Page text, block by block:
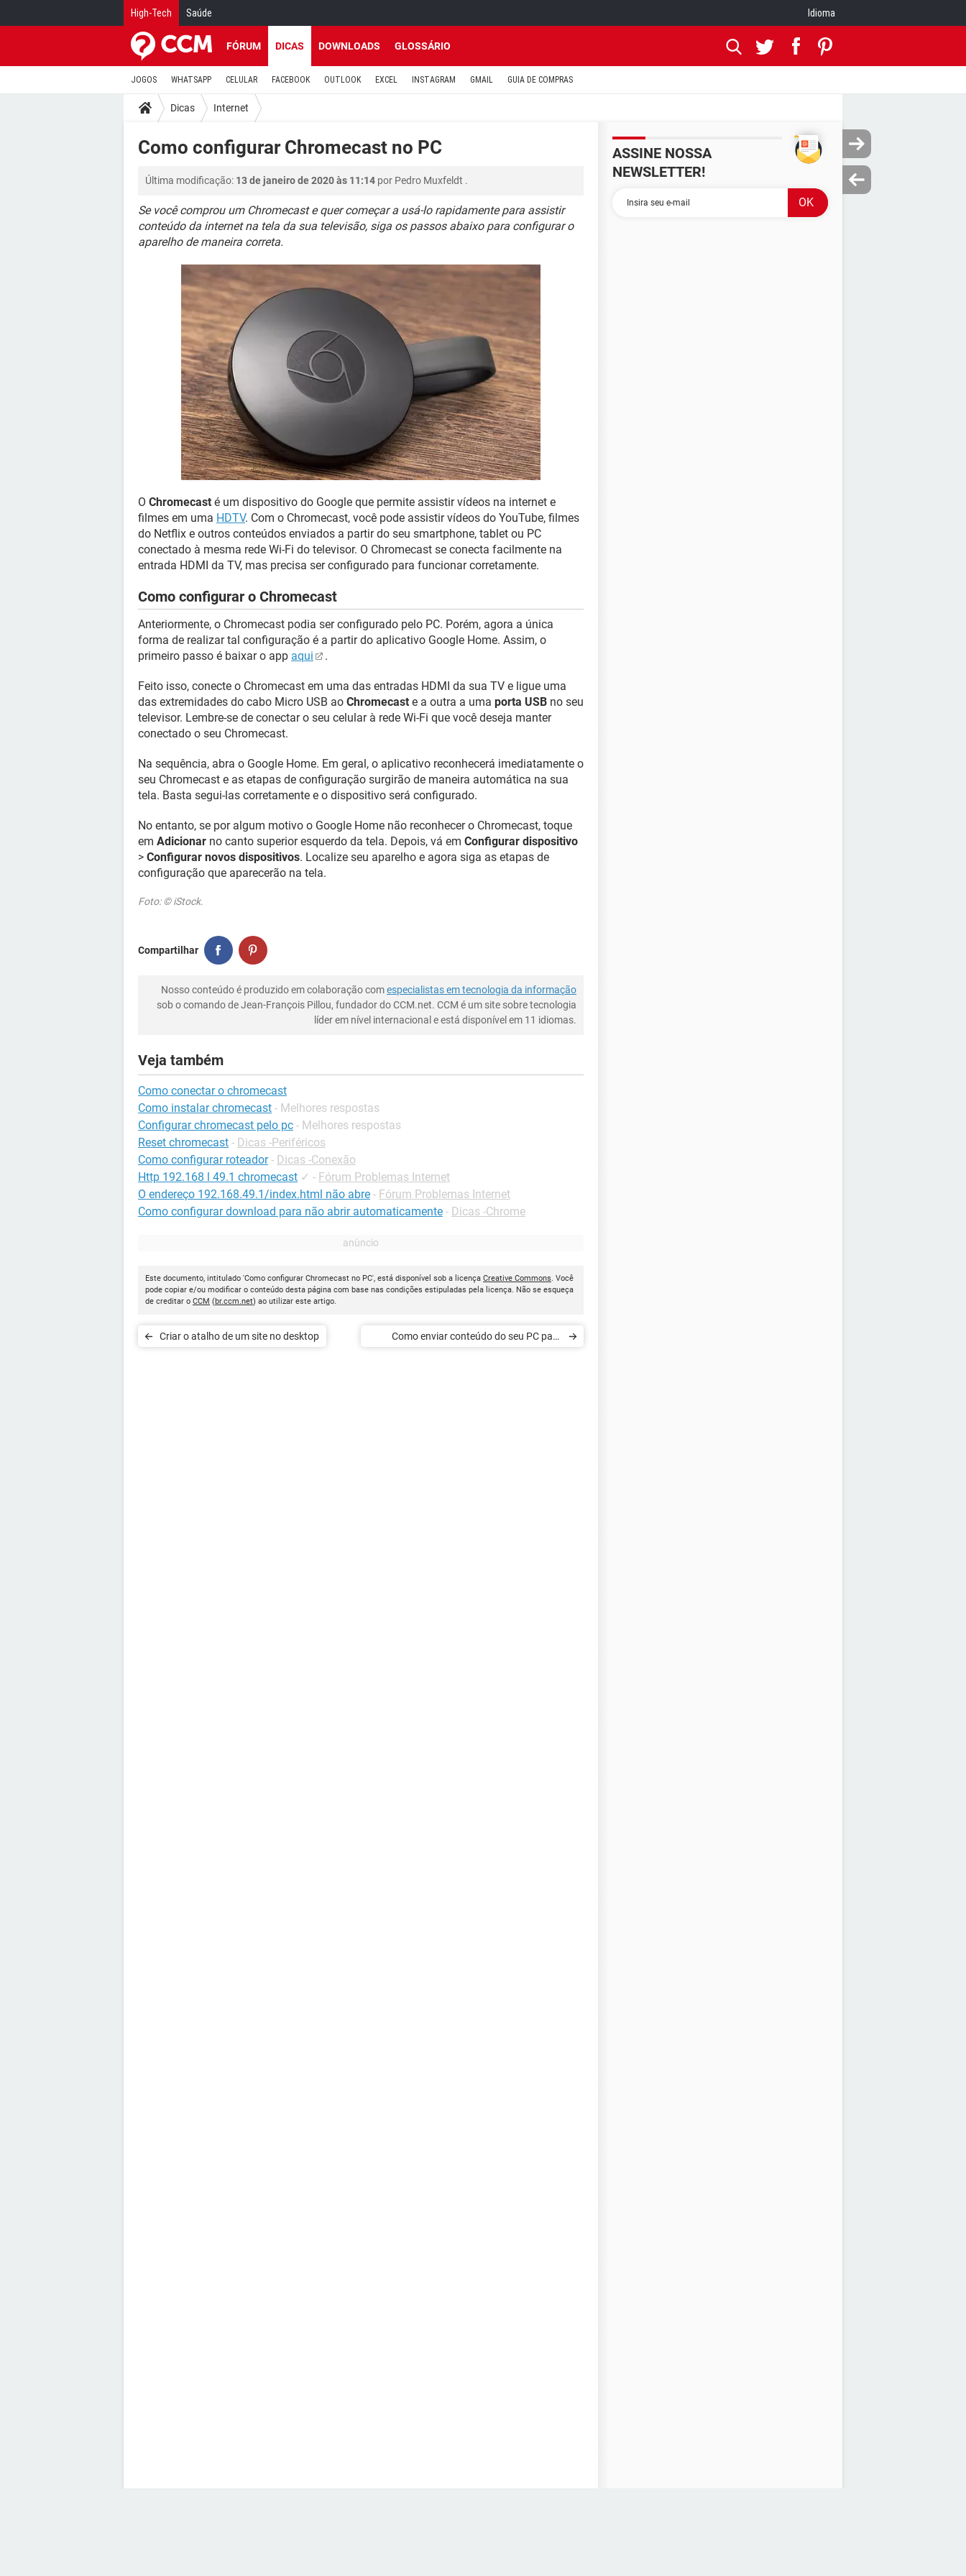
High-Tech Saúde Idioma
FÓRUM DICAS DOWNLOADS GLOSSÁRIO
JOGOS WHATSAPP CELULAR FACEBOOK OUTLOOK EXCEL INSTAGRAM GMAIL GUIA DE COMPRAS
Dicas Internet
Como configurar Chromecast no PC
Última modificação: 13 de janeiro de 2020 às 11:14 por Pedro Muxfeldt .
Se você comprou um Chromecast e quer começar a usá-lo rapidamente para assistir
conteúdo da internet na tela da sua televisão, siga os passos abaixo para configurar o
aparelho de maneira correta.
O Chromecast é um dispositivo do Google que permite assistir vídeos na internet e
filmes em uma HDTV. Com o Chromecast, você pode assistir vídeos do YouTube, filmes
do Netflix e outros conteúdos enviados a partir do seu smartphone, tablet ou PC
conectado à mesma rede Wi-Fi do televisor. O Chromecast se conecta facilmente na
entrada HDMI da TV, mas precisa ser configurado para funcionar corretamente.
Como configurar o Chromecast
Anteriormente, o Chromecast podia ser configurado pelo PC. Porém, agora a única
forma de realizar tal configuração é a partir do aplicativo Google Home. Assim, o
primeiro passo é baixar o app aqui .
Feito isso, conecte o Chromecast em uma das entradas HDMI da sua TV e ligue uma
das extremidades do cabo Micro USB ao Chromecast e a outra a uma porta USB no seu
televisor. Lembre-se de conectar o seu celular à rede Wi-Fi que você deseja manter
conectado o seu Chromecast.
Na sequência, abra o Google Home. Em geral, o aplicativo reconhecerá imediatamente o
seu Chromecast e as etapas de configuração surgirão de maneira automática na sua
tela. Basta segui-las corretamente e o dispositivo será configurado.
No entanto, se por algum motivo o Google Home não reconhecer o Chromecast, toque
em Adicionar no canto superior esquerdo da tela. Depois, vá em Configurar dispositivo
> Configurar novos dispositivos. Localize seu aparelho e agora siga as etapas de
configuração que aparecerão na tela.
Foto: © iStock.
Compartilhar
Nosso conteúdo é produzido em colaboração comespecialistas em tecnologia da informação
sob o comando de Jean-François Pillou, fundador do CCM.net. CCM é um site sobre tecnologia
líder em nível internacional e está disponível em 11 idiomas.
Veja também
Como conectar o chromecast
Como instalar chromecast - Melhores respostas
Configurar chromecast pelo pc - Melhores respostas
Reset chromecast - Dicas -Periféricos
Como configurar roteador - Dicas -Conexão
Http 192.168 l 49.1 chromecast ✓ - Fórum Problemas Internet
O endereço 192.168.49.1/index.html não abre - Fórum Problemas Internet
Como configurar download para não abrir automaticamente - Dicas -Chrome
Este documento, intitulado 'Como configurar Chromecast no PC', está disponível sob a licença Creative Commons. Você
pode copiar e/ou modificar o conteúdo desta página com base nas condições estipuladas pela licença. Não se esqueça
de creditar o CCM (br.ccm.net) ao utilizar este artigo.
Criar o atalho de um site no desktop
Como enviar conteúdo do seu PC para
ASSINE NOSSA
NEWSLETTER!